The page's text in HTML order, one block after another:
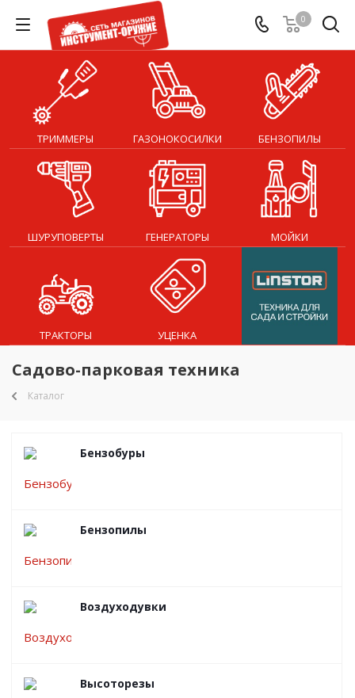
0
ТРИММЕРЫ ГАЗОНОКОСИЛКИ БЕНЗОПИЛЫ
ШУРУПОВЕРТЫ ГЕНЕРАТОРЫ МОЙКИ
ТРАКТОРЫ УЦЕНКА
Садово-парковая техника
Каталог
Бензобуры
Бензопилы
Воздуходувки
Высоторезы